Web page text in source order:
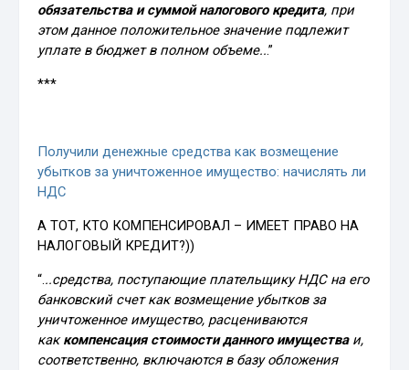
обязательства и суммой налогового кредита, при
этом данное положительное значение подлежит
уплате в бюджет в полном объеме...”
***
Получили денежные средства как возмещение
убытков за уничтоженное имущество: начислять ли
НДС
А ТОТ, КТО КОМПЕНСИРОВАЛ – ИМЕЕТ ПРАВО НА
НАЛОГОВЫЙ КРЕДИТ?))
“...средства, поступающие плательщику НДС на его
банковский счет как возмещение убытков за
уничтоженное имущество, расцениваются
каккомпенсация стоимости данного имуществаи,
соответственно, включаются в базу обложения